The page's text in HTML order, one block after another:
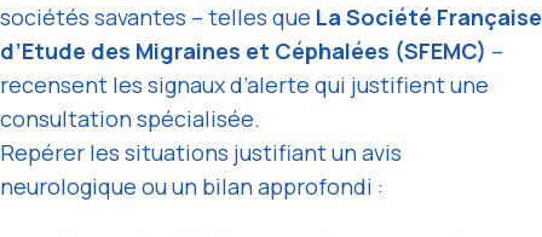
sociétés savantes – telles que La Société Française
d’Etude des Migraines et Céphalées (SFEMC) –
recensent les signaux d’alerte qui justifient une
consultation spécialisée.
Repérer les situations justifiant un avis
neurologique ou un bilan approfondi :